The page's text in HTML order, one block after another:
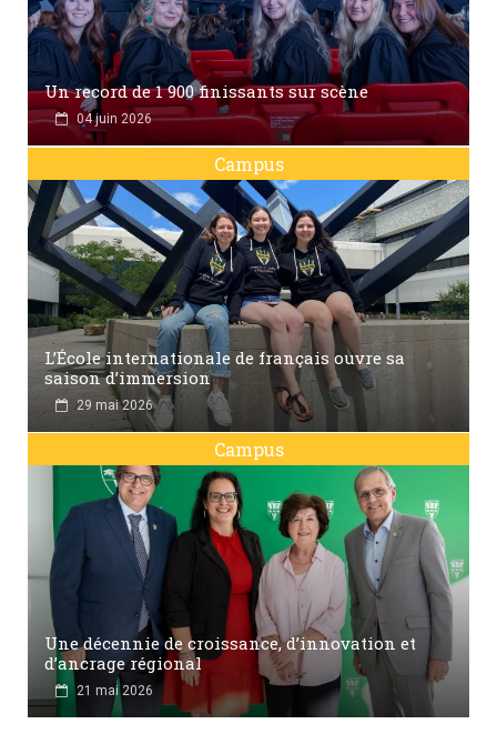
Un record de 1 900 finissants sur scène
04 juin 2026
Campus
L’École internationale de français ouvre sa
saison d’immersion
29 mai 2026
Campus
Une décennie de croissance, d’innovation et
d’ancrage régional
21 mai 2026